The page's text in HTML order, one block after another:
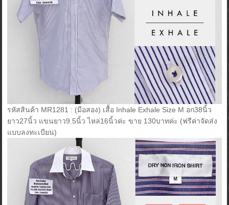
รหัสสินค้า MR1281 : (มือสอง) เสื้อ Inhale Exhale Size M อก38นิ้ว
ยาว27นิ้ว แขนยาว9.5นิ้ว ไหล่16นิ้วค่ะ ขาย 130บาทค่ะ (ฟรีค่าจัดส่ง
แบบลงทะเบียน)